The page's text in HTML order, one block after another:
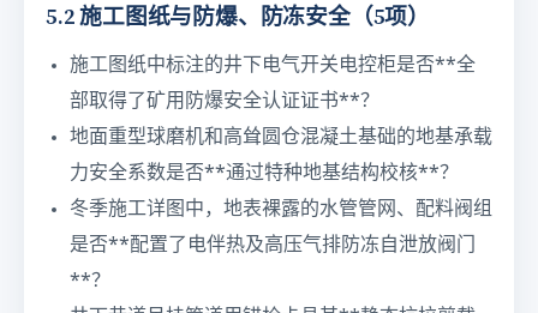
5.2 施工图纸与防爆、防冻安全（5项）
施工图纸中标注的井下电气开关电控柜是否**全
部取得了矿用防爆安全认证证书**？
地面重型球磨机和高耸圆仓混凝土基础的地基承载
力安全系数是否**通过特种地基结构校核**？
冬季施工详图中，地表裸露的水管管网、配料阀组
是否**配置了电伴热及高压气排防冻自泄放阀门
**？